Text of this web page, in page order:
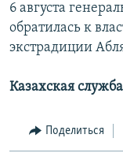
6 августа
обратилась к
экстрадиции
Казахская
Поделиться